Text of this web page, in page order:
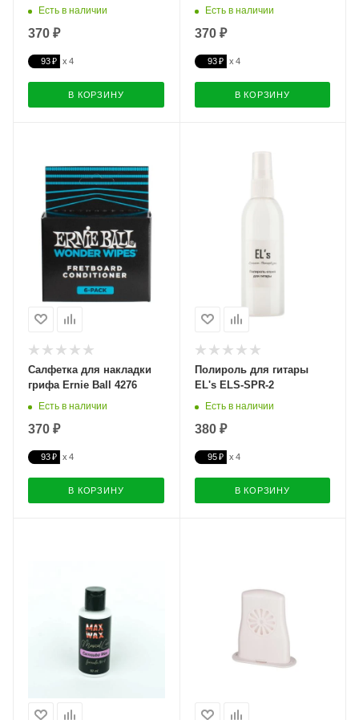
Есть в наличии
370 ₽
93 ₽
В КОРЗИНУ
Есть в наличии
370 ₽
93 ₽
В КОРЗИНУ
Салфетка для накладки
грифа Ernie Ball 4276
Есть в наличии
370 ₽
93 ₽
В КОРЗИНУ
Полироль для гитары
EL's ELS-SPR-2
Есть в наличии
380 ₽
95 ₽
В КОРЗИНУ